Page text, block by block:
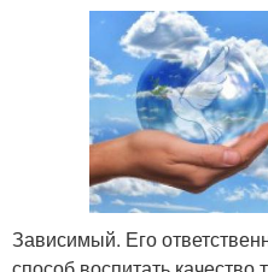
Зависимый. Его